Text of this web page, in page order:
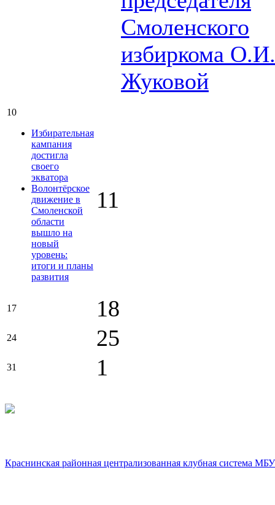
Смоленского
избиркома О.И.
Жуковой
10
Избирательная
кампания
достигла
своего
экватора
Волонтёрское
движение в
Смоленской
области
вышло на
новый
уровень:
итоги и планы
развития
11
17 18
24 25
31 1
Краснинская районная централизованная клубная система